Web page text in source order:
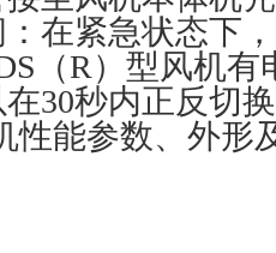
在紧急状态下
（R）型风机
30秒内正反切
性能参数、外形